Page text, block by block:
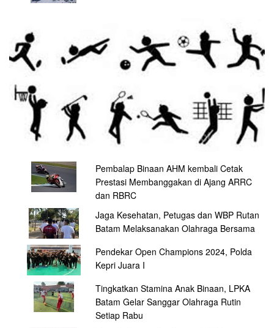
Pembalap Binaan AHM kembali Cetak
Prestasi Membanggakan di Ajang ARRC
dan RBRC
Jaga Kesehatan, Petugas dan WBP Rutan
Batam Melaksanakan Olahraga Bersama
Pendekar Open Champions 2024, Polda
Kepri Juara I
Tingkatkan Stamina Anak Binaan, LPKA
Batam Gelar Sanggar Olahraga Rutin
Setiap Rabu